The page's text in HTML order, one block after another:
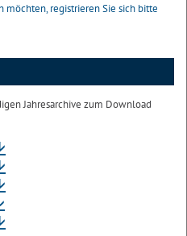
registrieren Sie sich bitte
Jahresarchive zum Download